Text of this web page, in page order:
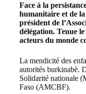
Face à la
humanitaire et de
président de
délégation. Tenue le
acteurs du monde
La mendicité des
autorités burkinabè.
Solidarité nationale
Faso (AMCBF).